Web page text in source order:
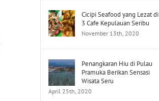
Cicipi Seafood yang Lezat di
3 Cafe Kepulauan Seribu
November 13th, 2020
Penangkaran Hiu di Pulau
Pramuka Berikan Sensasi
Wisata Seru
April 25th, 2020